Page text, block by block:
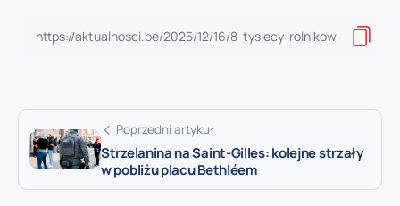
Poprzedni artykuł
Strzelanina na Saint-Gilles: kolejne strzały
w pobliżu placu Bethléem